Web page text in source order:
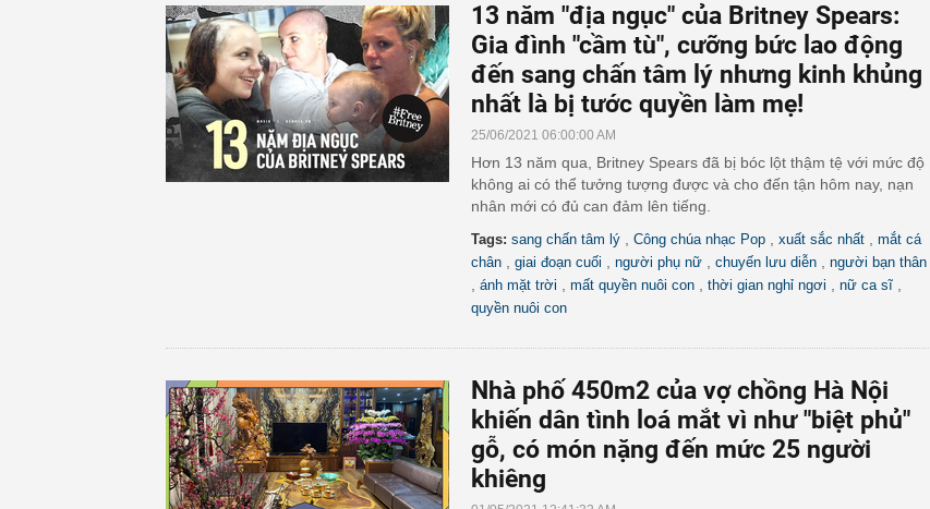
13 năm "địa ngục" của Britney Spears:
Gia đình "cầm tù", cưỡng bức lao động
đến sang chấn tâm lý nhưng kinh khủng
nhất là bị tước quyền làm mẹ!
25/06/2021 06:00:00 AM
Hơn 13 năm qua, Britney Spears đã bị bóc lột thậm tệ với mức độ
không ai có thể tưởng tượng được và cho đến tận hôm nay, nạn
nhân mới có đủ can đảm lên tiếng.
Tags: sang chấn tâm lý Công chúa nhạc Pop xuất sắc nhất
mắt cá
chân
giai đoạn cuối người phụ nữ chuyến lưu diễn người bạn thân
ánh mặt trời mất quyền nuôi con thời gian nghỉ ngơi nữ ca sĩ
quyền nuôi con
Nhà phố 450m2 của vợ chồng Hà Nội
khiến dân tình loá mắt vì như "biệt phủ"
gỗ, có món nặng đến mức 25 người
khiêng